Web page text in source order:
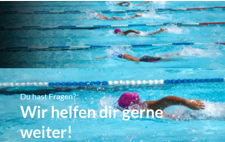
Du hast Fragen?
Wir helfen dir gerne
weiter!